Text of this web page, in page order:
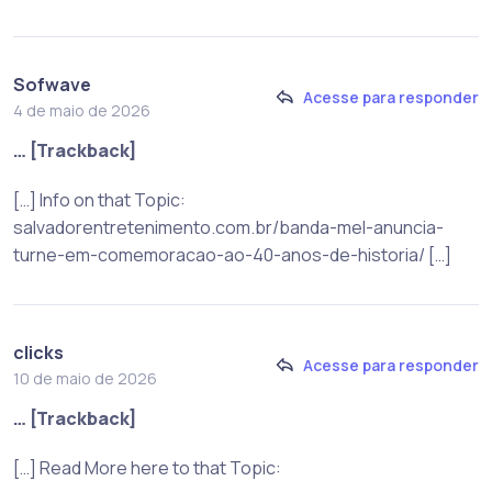
Sofwave
4 de maio de 2026
Acesse para responder
… [Trackback]
[…] Info on that Topic:
salvadorentretenimento.com.br/banda-mel-anuncia-
turne-em-comemoracao-ao-40-anos-de-historia/ […]
clicks
10 de maio de 2026
Acesse para responder
… [Trackback]
[…] Read More here to that Topic: